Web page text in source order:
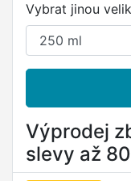
Vybrat jinou
Výprodej
slevy až